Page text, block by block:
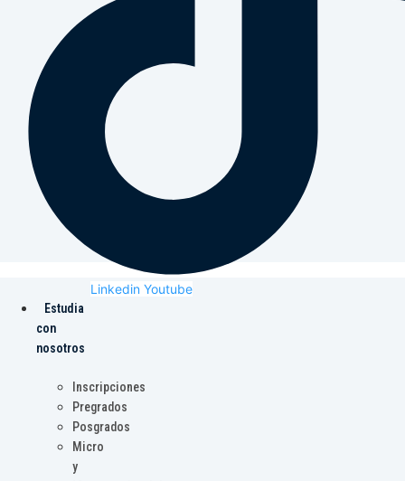
Linkedin Youtube
Estudia
con
nosotros
Inscripciones
Pregrados
Posgrados
Micro
y